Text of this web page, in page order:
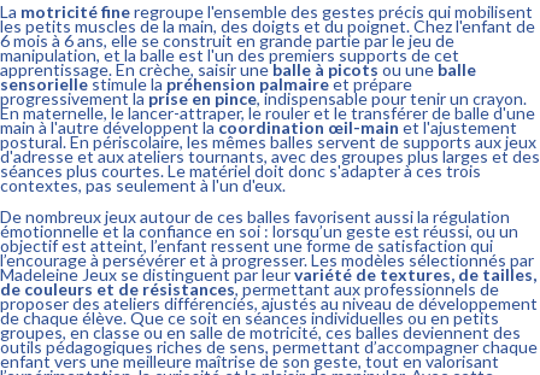
La motricité fineregroupe l'ensemble des gestes précis qui mobilisent
les petits muscles de la main, des doigts et du poignet. Chez l'enfant de
6 mois à 6 ans, elle se construit en grande partie par le jeu de
manipulation, et la balle est l'un des premiers supports de cet
apprentissage. En crèche, saisir uneballe à picots ou une balle
sensoriellestimule la préhension palmaireet prépare
progressivement la prise en pince, indispensable pour tenir un crayon.
En maternelle, le lancer-attraper, le rouler et le transférer de balle d'une
main à l'autre développent lacoordination œil-main et l'ajustement
postural. En périscolaire, les mêmes balles servent de supports aux jeux
d'adresse et aux ateliers tournants, avec des groupes plus larges et des
séances plus courtes. Le matériel doit donc s'adapter à ces trois
contextes, pas seulement à l'un d'eux.
De nombreux jeux autour de ces balles favorisent aussi la régulation
émotionnelle et la confiance en soi : lorsqu’un geste est réussi, ou un
objectif est atteint, l’enfant ressent une forme de satisfaction qui
l’encourage à persévérer et à progresser. Les modèles sélectionnés par
Madeleine Jeux se distinguent par leurvariété de textures, de tailles,
de couleurs et de résistances, permettant aux professionnels de
proposer des ateliers différenciés, ajustés au niveau de développement
de chaque élève. Que ce soit en séances individuelles ou en petits
groupes, en classe ou en salle de motricité, ces balles deviennent des
outils pédagogiques riches de sens, permettant d’accompagner chaque
enfant vers une meilleure maîtrise de son geste, tout en valorisant